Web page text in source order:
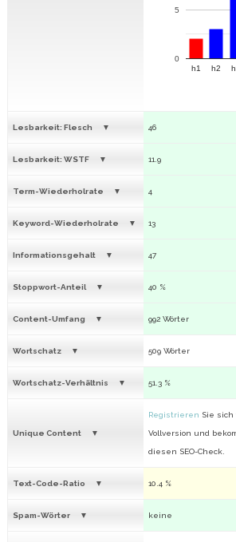
h1 h2
0
5
Lesbarkeit: Flesch 46
Lesbarkeit: WSTF 11.9
Term-Wiederholrate 4
Keyword-Wiederholrate 13
Informationsgehalt 47
Stoppwort-Anteil 40 %
Content-Umfang 992 Wörter
Wortschatz 509 Wörter
Wortschatz-Verhältnis 51.3 %
Unique Content
Registrieren Sie sich
Vollversion und
diesen SEO-Check.
Text-Code-Ratio 10.4 %
Spam-Wörter keine